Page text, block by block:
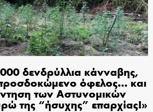
δενδρύλλια κάνναβης,
όφελος… και
των Αστυνομικών
της “ήσυχης” επαρχίας!»